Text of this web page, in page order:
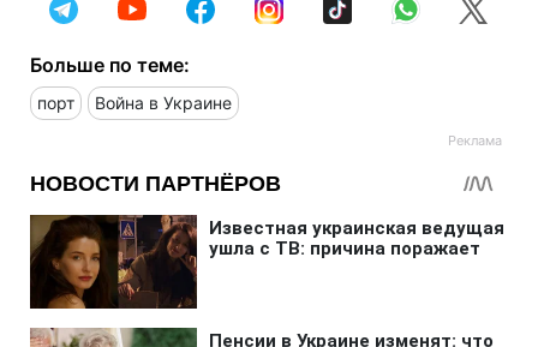
Больше по теме:
порт Война в Украине